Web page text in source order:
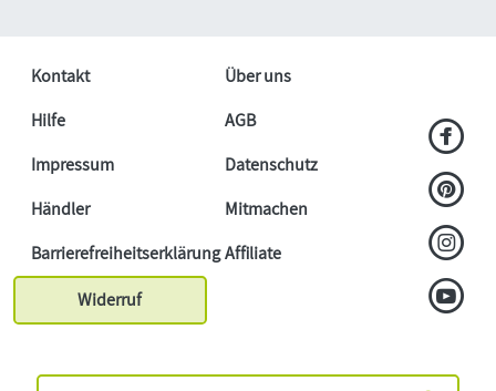
Kontakt
Über uns
Hilfe
AGB
Impressum
Datenschutz
Händler
Mitmachen
BarrierefreiheitserklärungAffiliate
Widerruf